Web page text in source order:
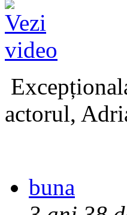
actorul,
buna